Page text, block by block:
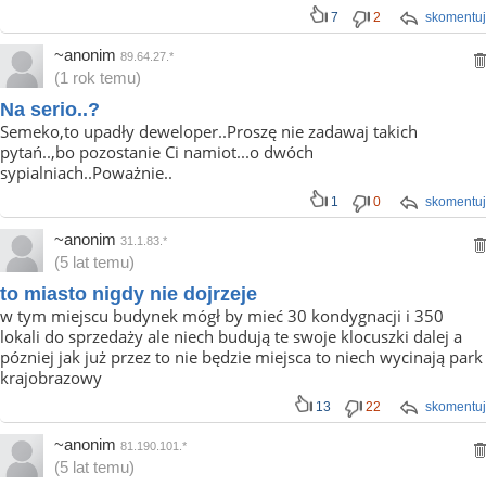
skomentuj
7 2
~anonim 89.64.27.*
(1 rok temu)
Na serio..?
Semeko,to upadły deweloper..Proszę nie zadawaj takich
pytań..,bo pozostanie Ci namiot...o dwóch
sypialniach..Poważnie..
skomentuj
1 0
~anonim 31.1.83.*
(5 lat temu)
to miasto nigdy nie dojrzeje
w tym miejscu budynek mógł by mieć 30 kondygnacji i 350
lokali do sprzedaży ale niech budują te swoje klocuszki dalej a
pózniej jak już przez to nie będzie miejsca to niech wycinają park
krajobrazowy
skomentuj
13 22
~anonim 81.190.101.*
(5 lat temu)